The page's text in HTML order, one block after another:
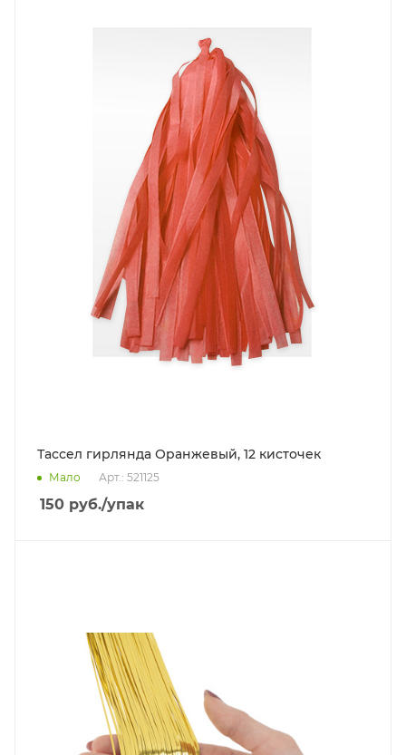
Тассел гирлянда Оранжевый, 12 кисточек
Мало Арт.: 521125
150 руб./упак